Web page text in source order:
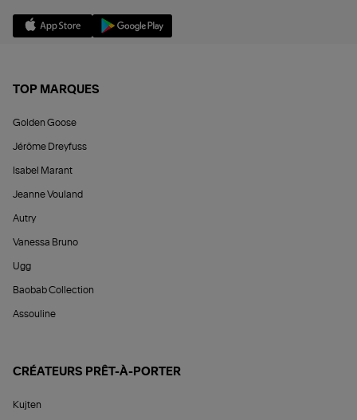
TOP MARQUES
Golden Goose
Jérôme Dreyfuss
Isabel Marant
Jeanne Vouland
Autry
Vanessa Bruno
Ugg
Baobab Collection
Assouline
CRÉATEURS PRÊT-À-PORTER
Kujten